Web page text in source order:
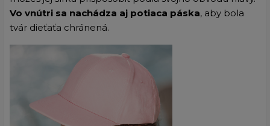
Vo vnútri sa nachádza aj potiaca páska, aby bola
tvár dieťaťa chránená.